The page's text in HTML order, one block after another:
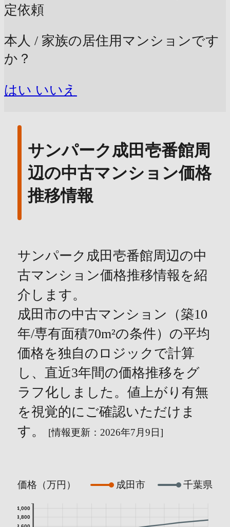
定依頼
本人 / 家族の居住用マンションです
か？
はい いいえ
サンパーク成田壱番館周
辺の中古マンション価格
推移情報
サンパーク成田壱番館周辺の中
古マンション価格推移情報を紹
介します。
成田市の中古マンション（築10
年/専有面積70m²の条件）の平均
価格を独自のロジックで計算
し、直近3年間の価格推移をグ
ラフ化しました。値上がり有無
を視覚的にご確認いただけま
す。
[情報更新：2026年7月9日]
価格（万円） 成田市 千葉県
3,800
4,000